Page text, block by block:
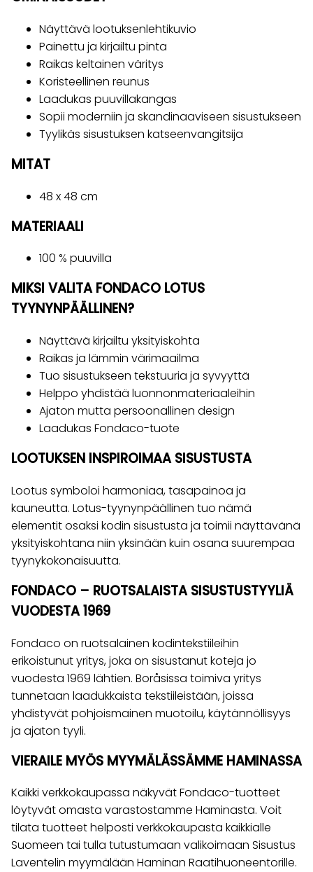
Näyttävä lootuksenlehtikuvio
Painettu ja kirjailtu pinta
Raikas keltainen väritys
Koristeellinen reunus
Laadukas puuvillakangas
Sopii moderniin ja skandinaaviseen sisustukseen
Tyylikäs sisustuksen katseenvangitsija
MITAT
48 x 48 cm
MATERIAALI
100 % puuvilla
MIKSI VALITA FONDACO LOTUS
TYYNYNPÄÄLLINEN?
Näyttävä kirjailtu yksityiskohta
Raikas ja lämmin värimaailma
Tuo sisustukseen tekstuuria ja syvyyttä
Helppo yhdistää luonnonmateriaaleihin
Ajaton mutta persoonallinen design
Laadukas Fondaco-tuote
LOOTUKSEN INSPIROIMAA SISUSTUSTA
Lootus symboloi harmoniaa, tasapainoa ja
kauneutta. Lotus-tyynynpäällinen tuo nämä
elementit osaksi kodin sisustusta ja toimii näyttävänä
yksityiskohtana niin yksinään kuin osana suurempaa
tyynykokonaisuutta.
FONDACO – RUOTSALAISTA SISUSTUSTYYLIÄ
VUODESTA 1969
Fondaco on ruotsalainen kodintekstiileihin
erikoistunut yritys, joka on sisustanut koteja jo
vuodesta 1969 lähtien. Boråsissa toimiva yritys
tunnetaan laadukkaista tekstiileistään, joissa
yhdistyvät pohjoismainen muotoilu, käytännöllisyys
ja ajaton tyyli.
VIERAILE MYÖS MYYMÄLÄSSÄMME HAMINASSA
Kaikki verkkokaupassa näkyvät Fondaco-tuotteet
löytyvät omasta varastostamme Haminasta. Voit
tilata tuotteet helposti verkkokaupasta kaikkialle
Suomeen tai tulla tutustumaan valikoimaan Sisustus
Laventelin myymälään Haminan Raatihuoneentorille.